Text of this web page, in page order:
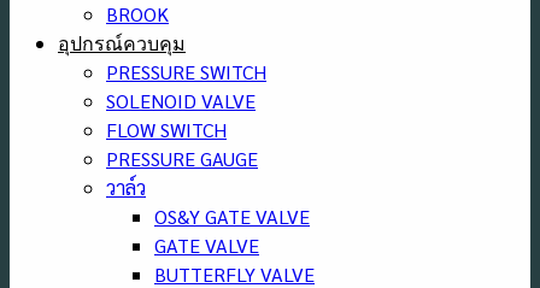
BROOK
อุปกรณ์ควบคุม
PRESSURE SWITCH
SOLENOID VALVE
FLOW SWITCH
PRESSURE GAUGE
วาล์ว
OS&Y GATE VALVE
GATE VALVE
BUTTERFLY VALVE